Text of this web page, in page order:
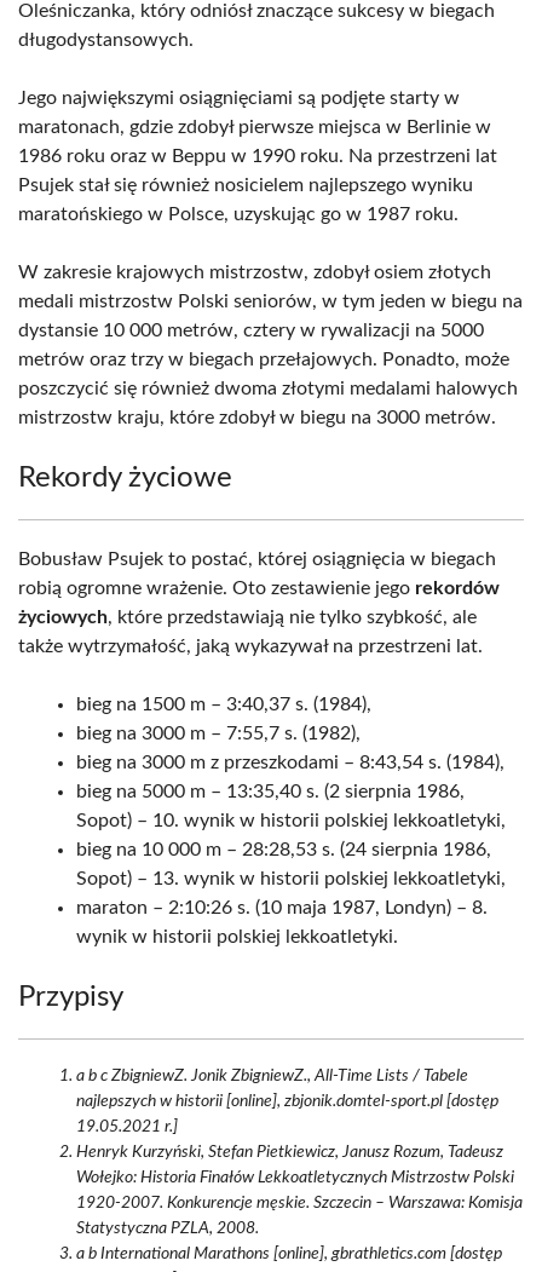
Oleśniczanka, który odniósł znaczące sukcesy w biegach
długodystansowych.
Jego największymi osiągnięciami są podjęte starty w
maratonach, gdzie zdobył pierwsze miejsca w Berlinie w
1986 roku oraz w Beppu w 1990 roku. Na przestrzeni lat
Psujek stał się również nosicielem najlepszego wyniku
maratońskiego w Polsce, uzyskując go w 1987 roku.
W zakresie krajowych mistrzostw, zdobył osiem złotych
medali mistrzostw Polski seniorów, w tym jeden w biegu na
dystansie 10 000 metrów, cztery w rywalizacji na 5000
metrów oraz trzy w biegach przełajowych. Ponadto, może
poszczycić się również dwoma złotymi medalami halowych
mistrzostw kraju, które zdobył w biegu na 3000 metrów.
Rekordy życiowe
Bobusław Psujek to postać, której osiągnięcia w biegach
robią ogromne wrażenie. Oto zestawienie jego rekordów
życiowych, które przedstawiają nie tylko szybkość, ale
także wytrzymałość, jaką wykazywał na przestrzeni lat.
bieg na 1500 m – 3:40,37 s. (1984),
bieg na 3000 m – 7:55,7 s. (1982),
bieg na 3000 m z przeszkodami – 8:43,54 s. (1984),
bieg na 5000 m – 13:35,40 s. (2 sierpnia 1986,
Sopot) – 10. wynik w historii polskiej lekkoatletyki,
bieg na 10 000 m – 28:28,53 s. (24 sierpnia 1986,
Sopot) – 13. wynik w historii polskiej lekkoatletyki,
maraton – 2:10:26 s. (10 maja 1987, Londyn) – 8.
wynik w historii polskiej lekkoatletyki.
Przypisy
a b c ZbigniewZ. Jonik ZbigniewZ., All-Time Lists / Tabele
najlepszych w historii [online], zbjonik.domtel-sport.pl [dostęp
19.05.2021 r.]
Henryk Kurzyński, Stefan Pietkiewicz, Janusz Rozum, Tadeusz
Wołejko: Historia Finałów Lekkoatletycznych Mistrzostw Polski
1920-2007. Konkurencje męskie. Szczecin – Warszawa: Komisja
Statystyczna PZLA, 2008.
a b International Marathons [online], gbrathletics.com [dostęp